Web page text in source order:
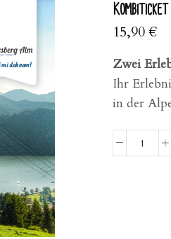
15,90€
Zwei
Ihr
in der